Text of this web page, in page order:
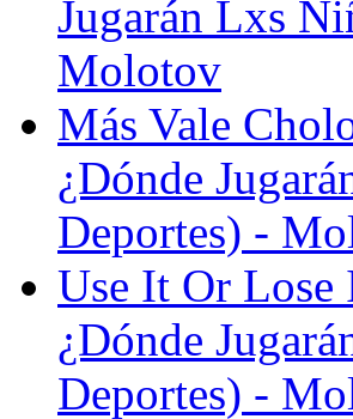
Jugarán Lxs
Molotov
Más Vale
¿Dónde
Deportes) -
Use It Or Lose
¿Dónde
Deportes) -